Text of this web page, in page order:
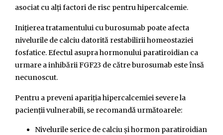
asociat cu alți factori de risc pentru hipercalcemie.
Inițierea tratamentului cu burosumab poate afecta
nivelurile de calciu datorită restabilirii homeostaziei
fosfatice. Efectul asupra hormonului paratiroidian ca
urmare a inhibării FGF23 de către burosumab este însă
necunoscut.
Pentru a preveni apariția hipercalcemiei severe la
pacienții vulnerabili, se recomandă următoarele:
Nivelurile serice de calciu și hormon paratiroidian